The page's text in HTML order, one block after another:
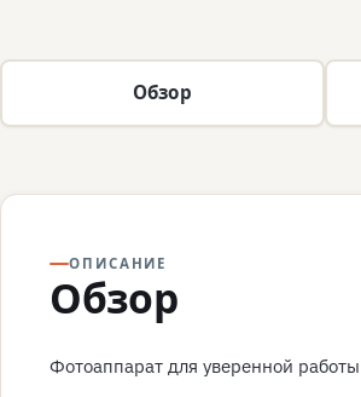
Обзор
ОПИСАНИЕ
Обзор
Фотоаппарат для уверенной